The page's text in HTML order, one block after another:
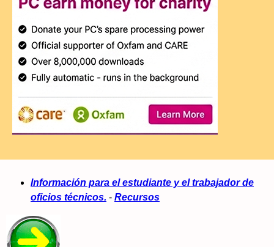
Información para el estudiante y el trabajador de
oficios técnicos. - Recursos